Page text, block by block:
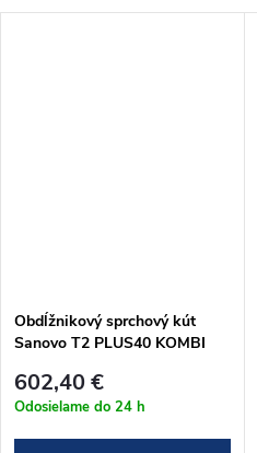
Obdĺžnikový sprchový kút
Sanovo T2 PLUS40 KOMBI
(T2P40K_105100C)
602,40 €
Odosielame do 24 h